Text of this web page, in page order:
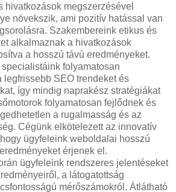
hivatkozások megszerzésével
növekszik, ami pozitív hatással van
Szakembereink etikus és
alkalmaznak a hivatkozások
a hosszú távú eredményeket.
folyamatosan
legfrissebb SEO trendeket és
így mindig naprakész stratégiákat
folyamatosan fejlődnek és
a rugalmasság és az
Cégünk elkötelezett az innovatív
ügyfeleink weboldalai hosszú
érjenek el.
ügyfeleink rendszeres jelentéseket
a látogatottság
mérőszámokról. Átlátható